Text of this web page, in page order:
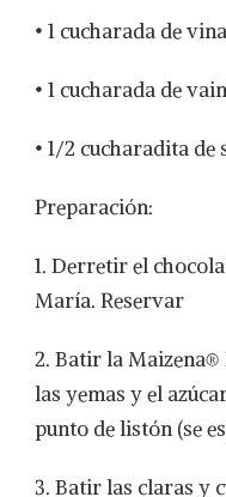
• 1 cucharada de
• 1 cucharada de
• 1/2 cucharadita de
Preparación:
1. Derretir el
María. Reservar
2. Batir la Maizena®
las yemas y el
punto de listón (se
3. Batir las claras y